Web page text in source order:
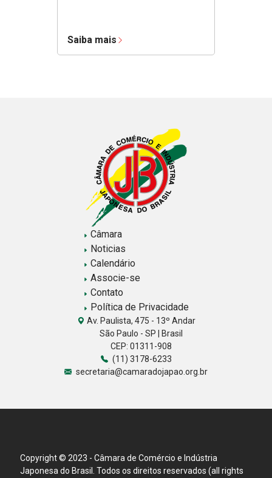
Saiba mais
Câmara
Noticias
Calendário
Associe-se
Contato
Política de Privacidade
Av. Paulista, 475 - 13º Andar
São Paulo - SP | Brasil
CEP: 01311-908
(11) 3178-6233
secretaria@camaradojapao.org.br
Copyright © 2023 - Câmara de Comércio e Indústria
Japonesa do Brasil. Todos os direitos reservados (all rights